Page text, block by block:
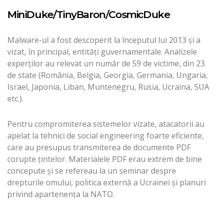
MiniDuke/TinyBaron/CosmicDuke
Malware-ul a fost descoperit la începutul lui 2013 şi a
vizat, în principal, entităţi guvernamentale. Analizele
experţilor au relevat un număr de 59 de victime, din 23
de state (România, Belgia, Georgia, Germania, Ungaria,
Israel, Japonia, Liban, Muntenegru, Rusia, Ucraina, SUA
etc.).
Pentru compromiterea sistemelor vizate, atacatorii au
apelat la tehnici de social engineering foarte eficiente,
care au presupus transmiterea de documente PDF
corupte ţintelor. Materialele PDF erau extrem de bine
concepute şi se refereau la un seminar despre
drepturile omului, politica externă a Ucrainei şi planuri
privind apartenenţa la NATO.